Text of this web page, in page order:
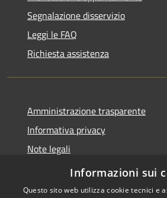
Segnalazione disservizio
Leggi le FAQ
Richiesta assistenza
Amministrazione trasparente
Informativa privacy
Note legali
Dichiarazione di accessibilità
Informazioni sui
Questo sito web utilizza cookie tecnici e